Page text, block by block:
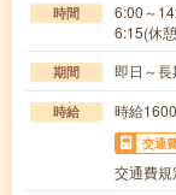
時間
6:00～
6:15(休
期間 即日～
時給 時給
交通
交通費